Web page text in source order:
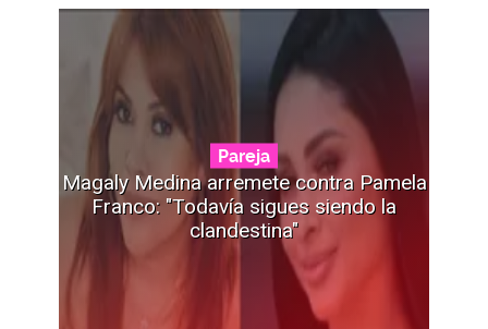
Pareja
Magaly Medina arremete contra Pamela
Franco: "Todavía sigues siendo la
clandestina"